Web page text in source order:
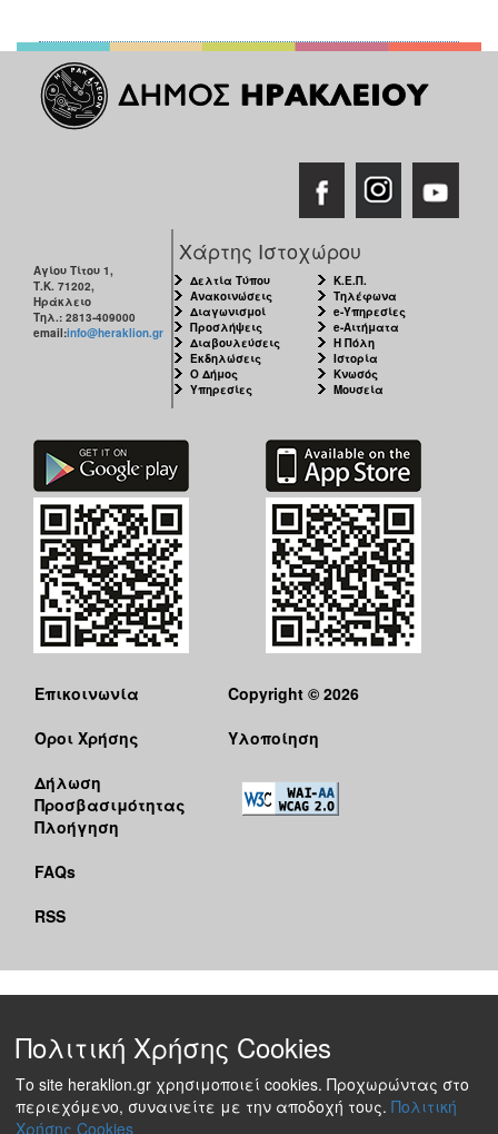
Αγίου Τίτου 1,
Τ.Κ. 71202,
Ηράκλειο
Τηλ.: 2813-409000
email:info@heraklion.gr
Χάρτης Ιστοχώρου
Δελτία Τύπου
Ανακοινώσεις
Διαγωνισμοί
Προσλήψεις
Διαβουλεύσεις
Εκδηλώσεις
Ο Δήμος
Υπηρεσίες
Κ.Ε.Π.
Τηλέφωνα
e-Υπηρεσίες
e-Αιτήματα
Η Πόλη
Ιστορία
Κνωσός
Μουσεία
Επικοινωνία
Όροι Χρήσης
Δήλωση
Προσβασιμότητας
Πλοήγηση
FAQs
RSS
Copyright © 2026
Υλοποίηση
Πολιτική Χρήσης Cookies
Το site heraklion.gr χρησιμοποιεί cookies. Προχωρώντας στο
περιεχόμενο, συναινείτε με την αποδοχή τους. Πολιτική
Χρήσης Cookies